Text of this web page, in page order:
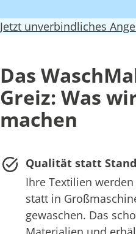
Jetzt unverbindliches
Das
Greiz: Was
machen
Qualität statt
Ihre Textilien
statt in
gewaschen. Das